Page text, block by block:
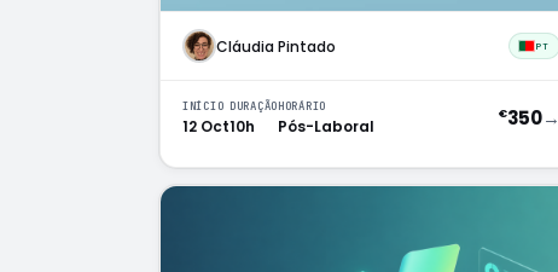
Cláudia Pintado PT
INÍCIO
12 Oct
DURAÇÃO
10h
HORÁRIO
Pós-Laboral
€350→